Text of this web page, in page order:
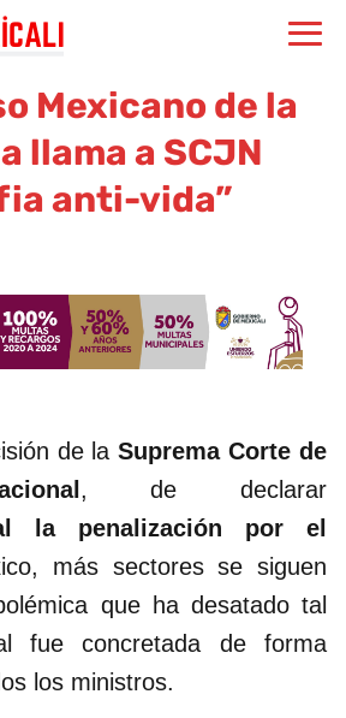
Mexicano de la
llama a SCJN
anti-vida”
de laSuprema Corte de
, de declarar
la penalización por el
más sectores se siguen
que ha desatado tal
fue concretada de forma
los ministros.